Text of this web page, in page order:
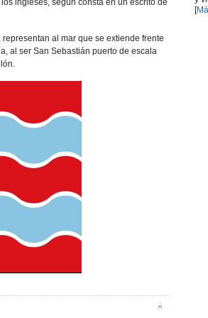
ingleses, según consta en un escrito de
al mar que se extiende frente
al ser San Sebastián puerto de escala
^
[